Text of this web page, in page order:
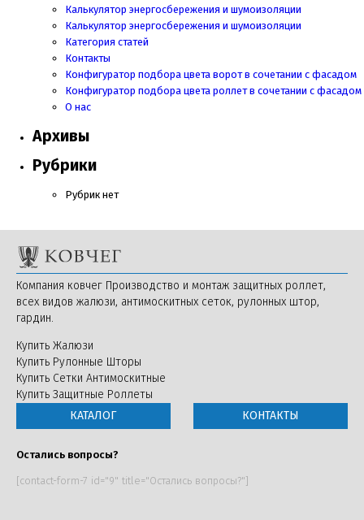
Калькулятор энергосбережения и шумоизоляции
Калькулятор энергосбережения и шумоизоляции
Категория статей
Контакты
Конфигуратор подбора цвета ворот в сочетании с фасадом
Конфигуратор подбора цвета роллет в сочетании с фасадом
О нас
Архивы
Рубрики
Рубрик нет
Компания ковчег Производство и монтаж защитных роллет,
всех видов жалюзи, антимоскитных сеток, рулонных штор,
гардин.
Купить Жалюзи
Купить Рулонные Шторы
Купить Сетки Антимоскитные
Купить Защитные Роллеты
КАТАЛОГ
КОНТАКТЫ
Остались вопросы?
[contact-form-7 id="9" title="Остались вопросы?"]